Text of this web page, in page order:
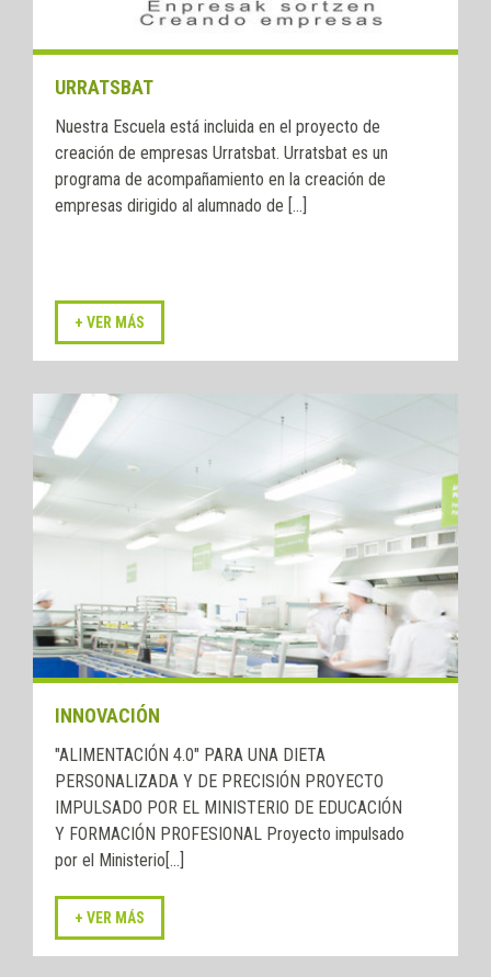
URRATSBAT
Nuestra Escuela está incluida en el proyecto de
creación de empresas Urratsbat. Urratsbat es un
programa de acompañamiento en la creación de
empresas dirigido al alumnado de [...]
INNOVACIÓN
"ALIMENTACIÓN 4.0" PARA UNA DIETA
PERSONALIZADA Y DE PRECISIÓN PROYECTO
IMPULSADO POR EL MINISTERIO DE EDUCACIÓN
Y FORMACIÓN PROFESIONAL Proyecto impulsado
por el Ministerio[...]